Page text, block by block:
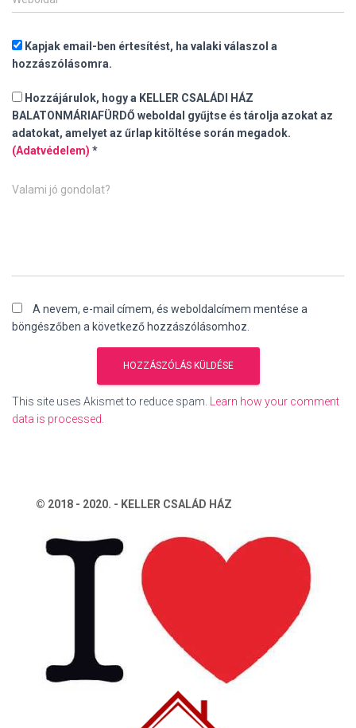
Kapjak email-ben értesítést, ha valaki válaszol a
hozzászólásomra.
Hozzájárulok, hogy a KELLER CSALÁDI HÁZ
BALATONMÁRIAFÜRDŐ weboldal gyűjtse és tárolja azokat az
adatokat, amelyet az űrlap kitöltése során megadok.
(Adatvédelem) *
Valami jó gondolat?
A nevem, e-mail címem, és weboldalcímem mentése a
böngészőben a következő hozzászólásomhoz.
This site uses Akismet to reduce spam.
Learn how your comment
data is processed.
© 2018 - 2020. - KELLER CSALÁD HÁZ